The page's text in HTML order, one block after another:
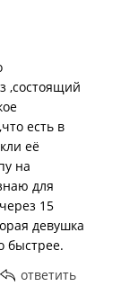
,состоящий
есть в
её
на
для
15
девушка
быстрее.
ответить